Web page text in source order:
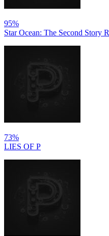
95%
Star Ocean: The Second Story R
73%
LIES OF P